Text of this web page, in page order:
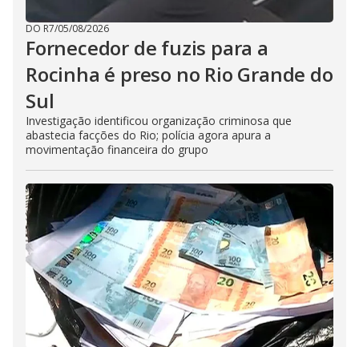
DO R7/05/08/2026
Fornecedor de fuzis para a
Rocinha é preso no Rio Grande do
Sul
Investigação identificou organização criminosa que
abastecia facções do Rio; polícia agora apura a
movimentação financeira do grupo